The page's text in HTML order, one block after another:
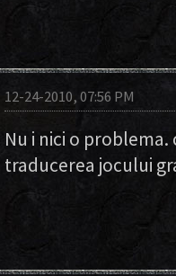
12-24-2010, 07:56 PM
Nu i nici o
traducerea jocului